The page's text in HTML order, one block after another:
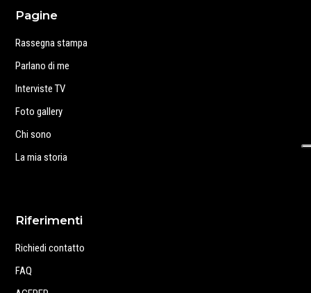
Pagine
Rassegna stampa
Parlano di me
Interviste TV
Foto gallery
Chi sono
La mia storia
Riferimenti
Richiedi contatto
FAQ